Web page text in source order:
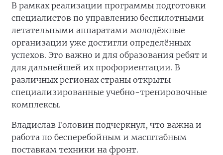
В рамках реализации программы подготовки
специалистов по управлению беспилотными
летательными аппаратами молодёжные
организации уже достигли определённых
успехов. Это важно и для образования ребят и
для дальнейшей их профориентации. В
различных регионах страны открыты
специализированные учебно-тренировочные
комплексы.
Владислав Головин подчеркнул, что важна и
работа по бесперебойным и масштабным
поставкам техники на фронт.